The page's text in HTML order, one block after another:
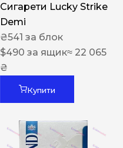
Сигарети Lucky Strike
Demi
₴541 за блок
$490 за ящик≈ 22 065
₴
Купити